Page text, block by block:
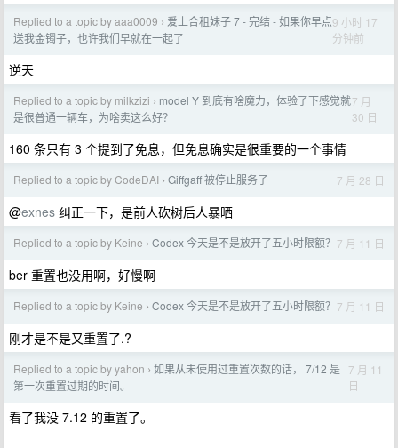
Replied to a topic by aaa0009 › 爱上合租妹子 7 - 完结 - 如果你早点
送我金镯子，也许我们早就在一起了
9 小时 17
分钟前
逆天
Replied to a topic by milkzizi › model Y 到底有啥魔力，体验了下感觉就
是很普通一辆车，为啥卖这么好？
7 月
30 日
160 条只有 3 个提到了免息，但免息确实是很重要的一个事情
Replied to a topic by CodeDAI › Giffgaff 被停止服务了 7 月 28 日
@exnes 纠正一下，是前人砍树后人暴晒
Replied to a topic by Keine › Codex 今天是不是放开了五小时限额？ 7 月 11 日
ber 重置也没用啊，好慢啊
Replied to a topic by Keine › Codex 今天是不是放开了五小时限额？ 7 月 11 日
刚才是不是又重置了.?
Replied to a topic by yahon › 如果从未使用过重置次数的话， 7/12 是
第一次重置过期的时间。
7 月 11
日
看了我没 7.12 的重置了。